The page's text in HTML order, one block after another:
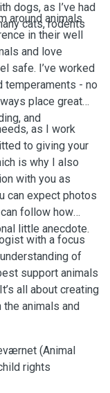
dogs, as I’ve had
cats, rodents
around animals
in their well
and love
safe. I’ve worked
temperaments - no
place great
and
as I work
to giving your
is why I also
with you as
can expect photos
follow how
little anecdote.
with a focus
of
support animals
all about creating
animals and
(Animal
rights